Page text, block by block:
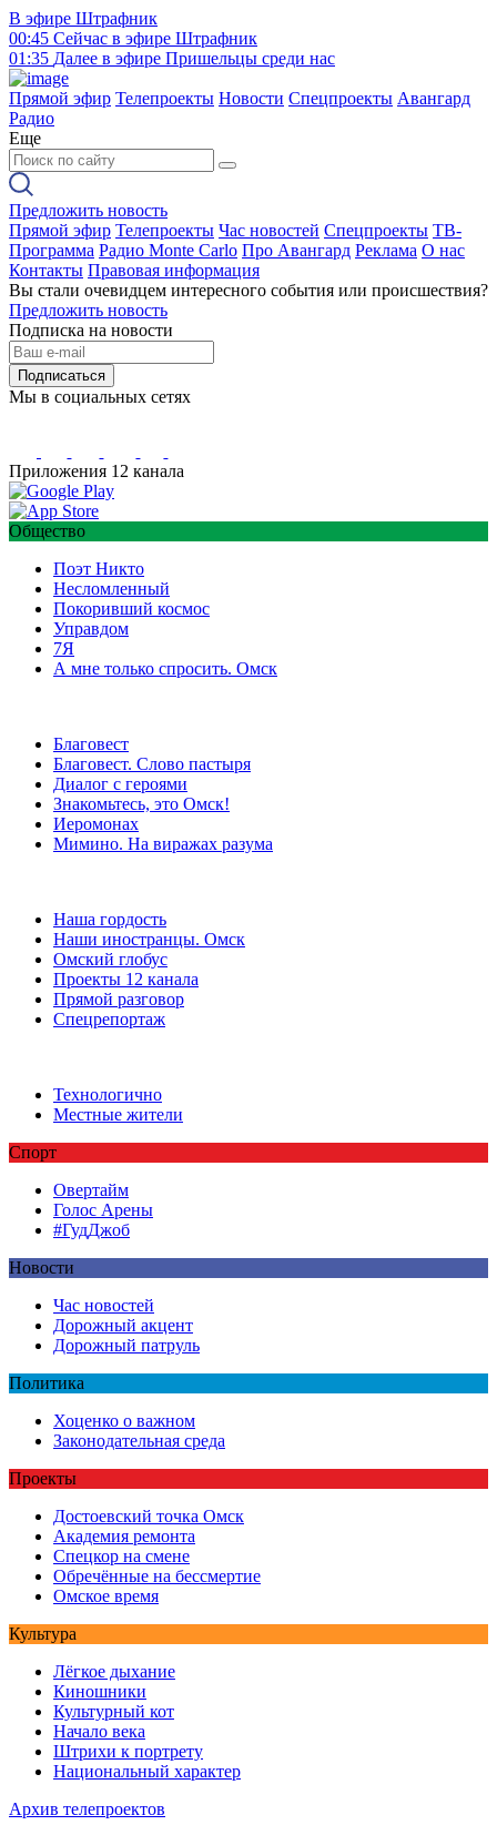
В эфире Штрафник
00:45 Сейчас в эфире Штрафник
01:35 Далее в эфире Пришельцы среди нас
Прямой эфир Телепроекты Новости Спецпроекты Авангард
Радио
Еще
Предложить новость
Прямой эфир Телепроекты Час новостей Спецпроекты ТВ-
Программа Радио Monte Carlo Про Авангард Реклама О нас
Контакты Правовая информация
Вы стали очевидцем интересного события или происшествия?
Предложить новость
Подписка на новости
Подписаться
Мы в социальных сетях
Приложения 12 канала
Общество
Поэт Никто
Несломленный
Покоривший космос
Управдом
7Я
А мне только спросить. Омск
Благовест
Благовест. Слово пастыря
Диалог с героями
Знакомьтесь, это Омск!
Иеромонах
Мимино. На виражах разума
Наша гордость
Наши иностранцы. Омск
Омский глобус
Проекты 12 канала
Прямой разговор
Спецрепортаж
Технологично
Местные жители
Спорт
Овертайм
Голос Арены
#ГудДжоб
Новости
Час новостей
Дорожный акцент
Дорожный патруль
Политика
Хоценко о важном
Законодательная среда
Проекты
Достоевский точка Омск
Академия ремонта
Спецкор на смене
Обречённые на бессмертие
Омское время
Культура
Лёгкое дыхание
Киношники
Культурный кот
Начало века
Штрихи к портрету
Национальный характер
Архив телепроектов